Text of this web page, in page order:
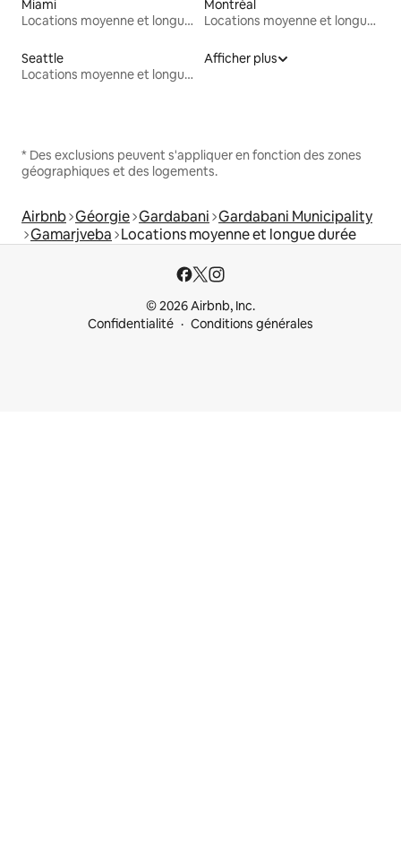
Miami
Locations moyenne et longue durée
Montréal
Locations moyenne et longue durée
Seattle
Locations moyenne et longue durée
Afficher plus
* Des exclusions peuvent s'appliquer en fonction des zones
géographiques et des logements.
Airbnb Géorgie Gardabani Gardabani Municipality
Gamarjveba Locations moyenne et longue durée
© 2026 Airbnb, Inc.
Confidentialité
Conditions générales